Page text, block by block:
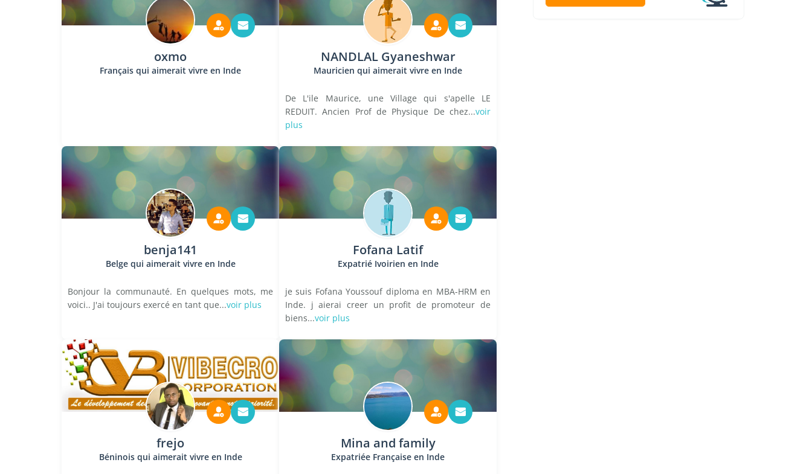
oxmo
Français qui aimerait vivre en Inde
NANDLAL Gyaneshwar
Mauricien qui aimerait vivre en Inde
De L'ile Maurice, une Village qui s'apelle LE
REDUIT. Ancien Prof de Physique De chez...voir
plus
benja141
Belge qui aimerait vivre en Inde
Bonjour la communauté. En quelques mots, me
voici.. J'ai toujours exercé en tant que...voir plus
Fofana Latif
Expatrié Ivoirien en Inde
je suis Fofana Youssouf diploma en MBA-HRM en
Inde. j aierai creer un profit de promoteur de
biens...voir plus
frejo
Béninois qui aimerait vivre en Inde
Mina and family
Expatriée Française en Inde